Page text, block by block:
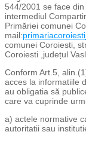
544/2001 se face
intermediul
Primăriei comunei
mail:
comunei Coroiesti,
Coroiesti ,județul
Conform Art.5,
acces la informatiile
au obligatia să
care va cuprinde
a) actele normative
autoritatii sau